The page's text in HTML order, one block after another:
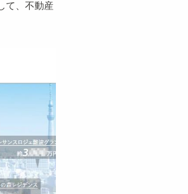
て、不動産